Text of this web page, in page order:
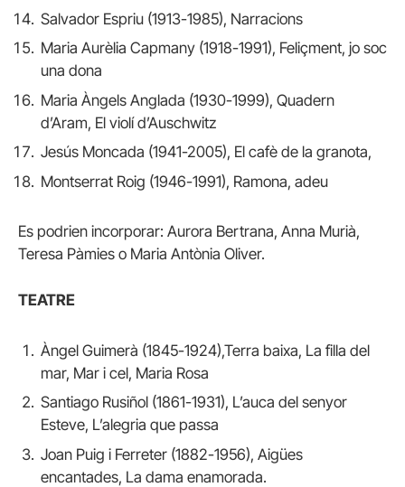
Salvador Espriu (1913-1985), Narracions
Maria Aurèlia Capmany (1918-1991), Feliçment, jo soc
una dona
Maria Àngels Anglada (1930-1999), Quadern
d’Aram, El violí d’Auschwitz
Jesús Moncada (1941-2005), El cafè de la granota,
Montserrat Roig (1946-1991), Ramona, adeu
Es podrien incorporar: Aurora Bertrana, Anna Murià,
Teresa Pàmies o Maria Antònia Oliver.
TEATRE
Àngel Guimerà (1845-1924),Terra baixa, La filla del
mar, Mar i cel, Maria Rosa
Santiago Rusiñol (1861-1931), L’auca del senyor
Esteve, L’alegria que passa
Joan Puig i Ferreter (1882-1956), Aigües
encantades, La dama enamorada.